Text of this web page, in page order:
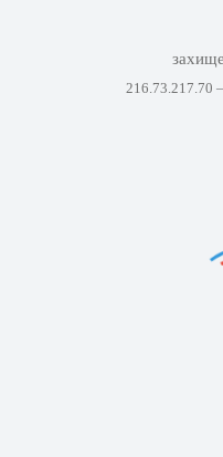
216.73.217.70